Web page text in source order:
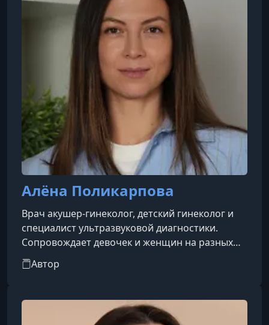
цикла.
Алёна Поликарпова
Врач акушер-гинеколог, детский гинеколог и
специалист ультразвуковой диагностики.
Сопровождает девочек и женщин на разных
этапах жизни, помогая сохранять
репродуктивное здоровье, своевременно
эффективную профилактику и лечение.
Автор